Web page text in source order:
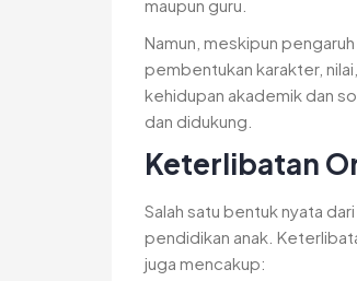
maupun guru.
Namun, meskipun
pembentukan karakter,
kehidupan akademik dan
dan didukung.
Keterlibatan
Salah satu bentuk nyata
pendidikan anak.
juga mencakup: